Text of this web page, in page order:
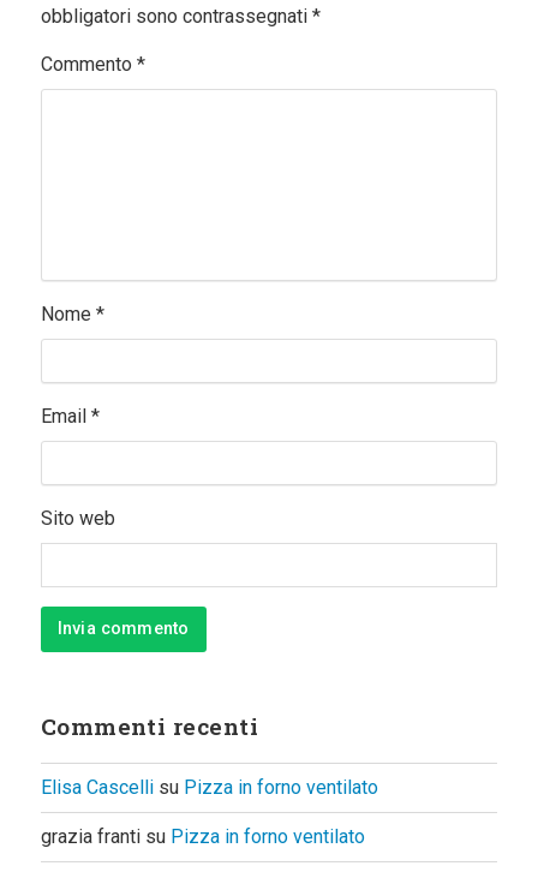
obbligatori sono contrassegnati *
Commento *
Nome *
Email *
Sito web
Commenti recenti
Elisa Cascellisu Pizza in forno ventilato
grazia frantisu Pizza in forno ventilato